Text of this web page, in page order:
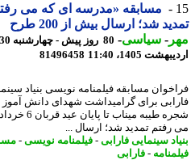
مسابقه «مدرسه ای که می رفتم»
شد؛ ارسال بیش از 200 طرح
-سیاسی-
80 روز پیش - چهارشنبه 30
1405، 11:40
81496458
مسابقه فیلمنامه نویسی بنیاد سینمایی
برای گرامیداشت شهدای دانش آموز
شجره طیبه میناب
تمدید شد؛ ارسال ...
سینمایی فارابی- فیلمنامه نویسی-مسابقه
-فارابی